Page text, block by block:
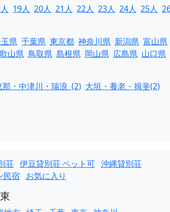
19人 20人 21人 22人 23人 24人 25人
県 千葉県 東京都 神奈川県 新潟県 富山県
山県 鳥取県 島根県 岡山県 広島県 山口県
那・中津川・瑞浪 (2) 大垣・養老・揖斐(2)
荘 伊豆貸別荘 ペット可 沖縄貸別荘
民宿 お気に入り